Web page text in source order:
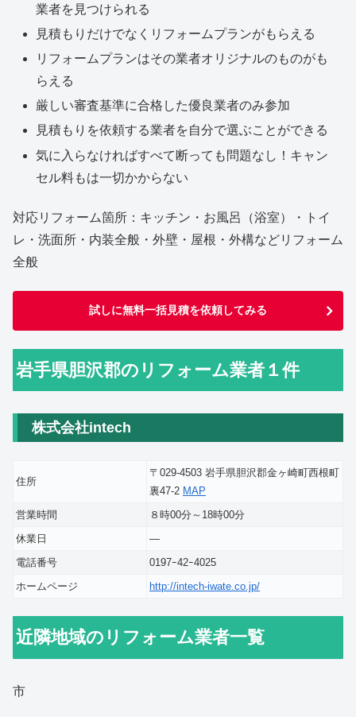
業者を見つけられる
見積もりだけでなくリフォームプランがもらえる
リフォームプランはその業者オリジナルのものがも
らえる
厳しい審査基準に合格した優良業者のみ参加
見積もりを依頼する業者を自分で選ぶことができる
気に入らなければすべて断っても問題なし！キャン
セル料もは一切かからない
対応リフォーム箇所：キッチン・お風呂（浴室）・トイ
レ・洗面所・内装全般・外壁・屋根・外構などリフォーム
全般
試しに無料一括見積を依頼してみる
岩手県胆沢郡のリフォーム業者１件
株式会社intech
住所
〒029-4503 岩手県胆沢郡金ヶ崎町西根町
裏47-2 MAP
営業時間
８時00分～18時00分
休業日
―
電話番号
0197ｰ42ｰ4025
ホームページ
http://intech-iwate.co.jp/
近隣地域のリフォーム業者一覧
市